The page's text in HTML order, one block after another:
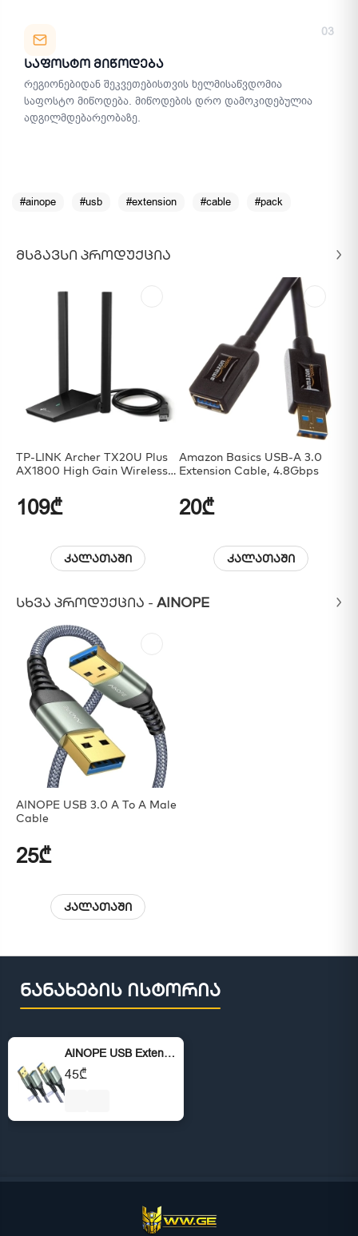
03
Საფოსტო Მიწოდება
რეგიონებიდან შეკვეთებისთვის ხელმისაწვდომია
საფოსტო მიწოდება. მიწოდების დრო დამოკიდებულია
ადგილმდებარეობაზე.
#ainope #usb #extension #cable #pack
ᲛᲡᲒᲐᲕᲡᲘ ᲞᲠᲝᲓᲣᲥᲪᲘᲐ
TP-LINK Archer TX20U Plus
AX1800 High Gain Wireless
109₾
კალათაში
Amazon Basics USB-A 3.0
Extension Cable, 4.8Gbps
20₾
კალათაში
ᲡᲮᲕᲐ ᲞᲠᲝᲓᲣᲥᲪᲘᲐ - AINOPE
AINOPE USB 3.0 A To A Male
Cable
25₾
კალათაში
ნანახების ისტორია
AINOPE USB Extension Cable, (2 Pack)
45₾